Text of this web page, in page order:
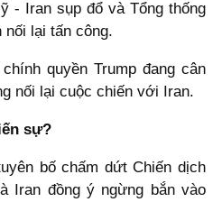
- Iran sụp đổ và Tổng thống
nối lại tấn công.
quyền Trump đang cân
nối lại cuộc chiến với Iran.
sự?
bố chấm dứt Chiến dịch
Iran đồng ý ngừng bắn vào